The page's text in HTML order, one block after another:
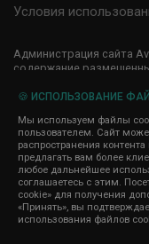
Условия
Администрация сайта
содержание
передаем и не продаем
правила
AvizInfo.uz. На
реклама Google
подробней о правилах
🍪 ИСПОЛЬЗОВАНИЕ
Мы используем файлы
пользователем. Сайт
распространения
предлагать вам более
любое дальнейшее
соглашаетесь с этим.
cookie» для получения
«Принять», вы
использования файлов